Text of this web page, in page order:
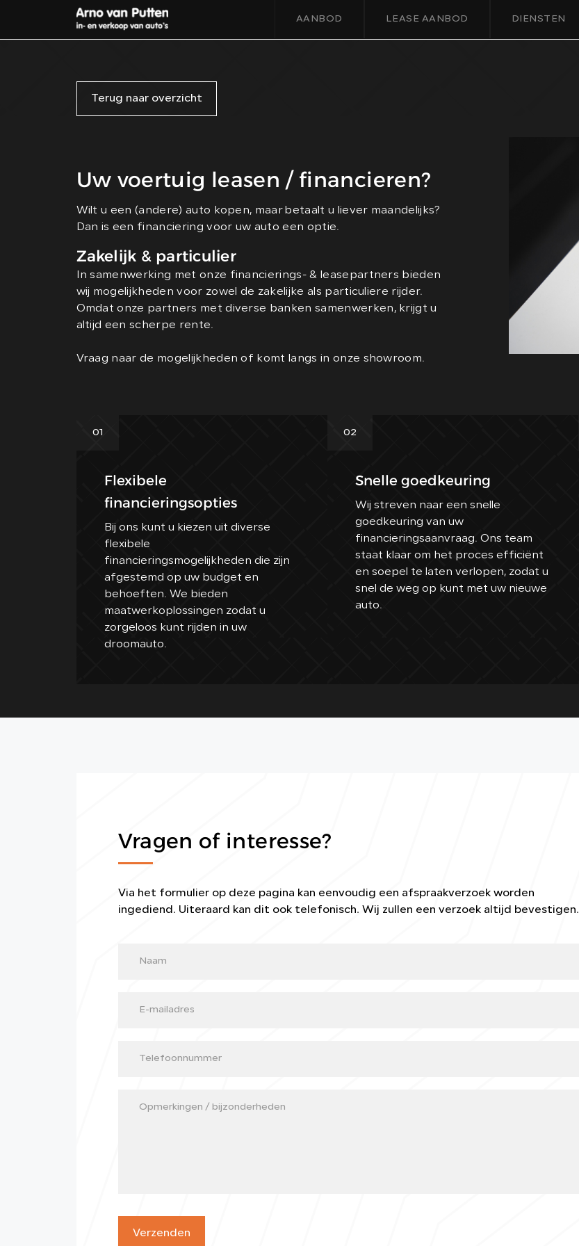
AANBOD LEASE AANBOD DIENSTEN
Terug naar overzicht
Uw voertuig leasen / financieren?
Wilt u een (andere) auto kopen, maar betaalt u liever maandelijks?
Dan is een financiering voor uw auto een optie.
Zakelijk & particulier
In samenwerking met onze financierings- & leasepartners bieden
wij mogelijkheden voor zowel de zakelijke als particuliere rijder.
Omdat onze partners met diverse banken samenwerken, krijgt u
altijd een scherpe rente.
Vraag naar de mogelijkheden of komt langs in onze showroom.
01
Flexibele
financieringsopties
Bij ons kunt u kiezen uit diverse
flexibele
financieringsmogelijkheden die zijn
afgestemd op uw budget en
behoeften. We bieden
maatwerkoplossingen zodat u
zorgeloos kunt rijden in uw
droomauto.
02
Snelle goedkeuring
Wij streven naar een snelle
goedkeuring van uw
financieringsaanvraag. Ons team
staat klaar om het proces efficiënt
en soepel te laten verlopen, zodat u
snel de weg op kunt met uw nieuwe
auto.
Vragen of interesse?
Via het formulier op deze pagina kan eenvoudig een afspraakverzoek worden
ingediend. Uiteraard kan dit ook telefonisch. Wij zullen een verzoek altijd bevestigen.
Verzenden